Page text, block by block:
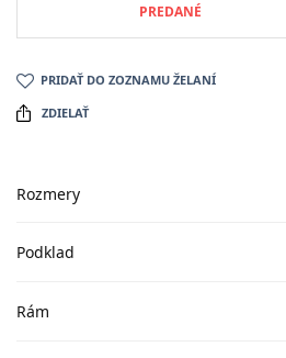
PREDANÉ
PRIDAŤ DO ZOZNAMU ŽELANÍ
ZDIELAŤ
Rozmery
Podklad
Rám